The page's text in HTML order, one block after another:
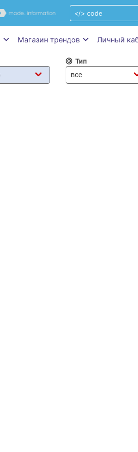
Магазин трендов Личный
Тип